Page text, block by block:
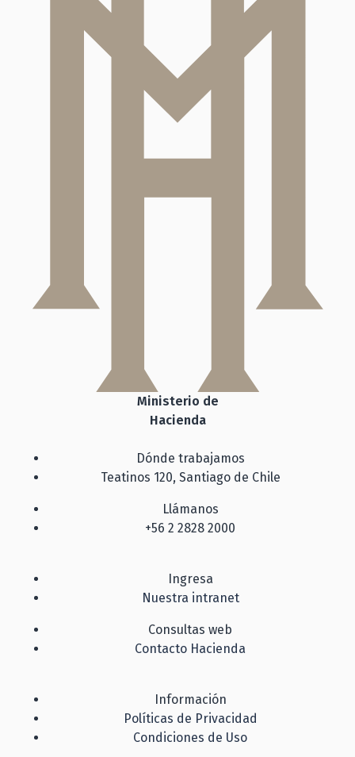
Ministerio de
Hacienda
Dónde trabajamos
Teatinos 120, Santiago de Chile
Llámanos
+56 2 2828 2000
Ingresa
Nuestra intranet
Consultas web
Contacto Hacienda
Información
Políticas de Privacidad
Condiciones de Uso